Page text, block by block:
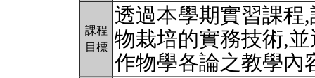
課程
目標
透過本學期實習課程
物栽培的實務技術,
作物學各論之教學內